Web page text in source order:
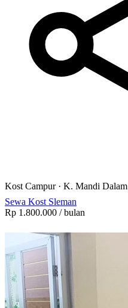
Kost Campur· K. Mandi Dalam
Sewa Kost Sleman
Rp 1.800.000 / bulan